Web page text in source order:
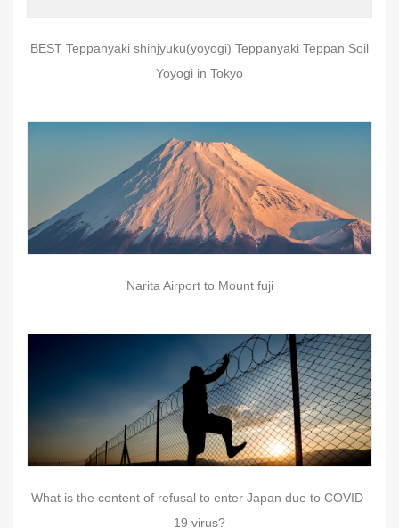
BEST Teppanyaki shinjyuku(yoyogi) Teppanyaki Teppan Soil
Yoyogi in Tokyo
Narita Airport to Mount fuji
What is the content of refusal to enter Japan due to COVID-
19 virus?